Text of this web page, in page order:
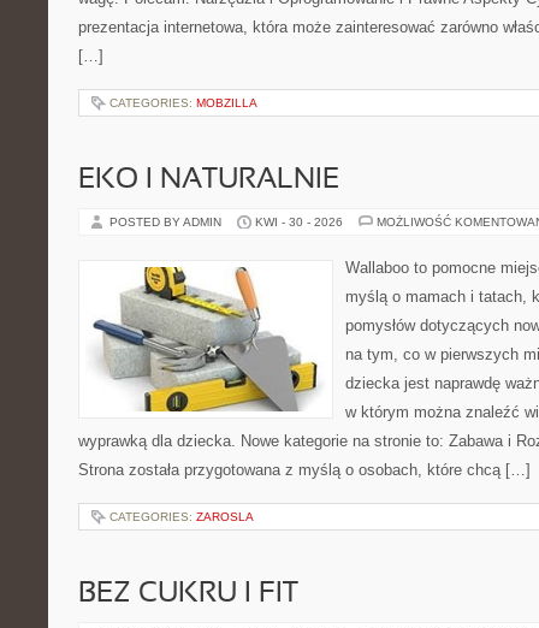
prezentacja internetowa, która może zainteresować zarówno
[…]
CATEGORIES: MOBZILLA
EKO I NATURALNIE
POSTED BY ADMIN KWI - 30 - 2026 MOŻLIWOŚĆ
Wallaboo to pomocne
myślą o mamach i tatach,
pomysłów dotyczących
na tym, co w pierwszych
dziecka jest naprawdę
w którym można znaleźć
wyprawką dla dziecka. Nowe kategorie na stronie to: Zabawa i
Strona została przygotowana z myślą o osobach, które chcą […]
CATEGORIES: ZAROSLA
BEZ CUKRU I FIT